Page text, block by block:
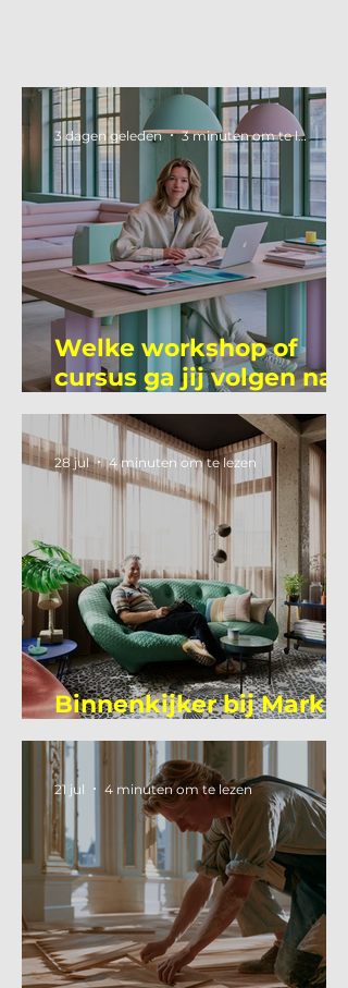
Welke workshop of
cursus ga jij volgen na
je vakantie?
3 dagen geleden 3 minuten om te lezen
Binnenkijker bij Mark
Mutsaers
28 jul 4 minuten om te lezen
21 jul 4 minuten om te lezen